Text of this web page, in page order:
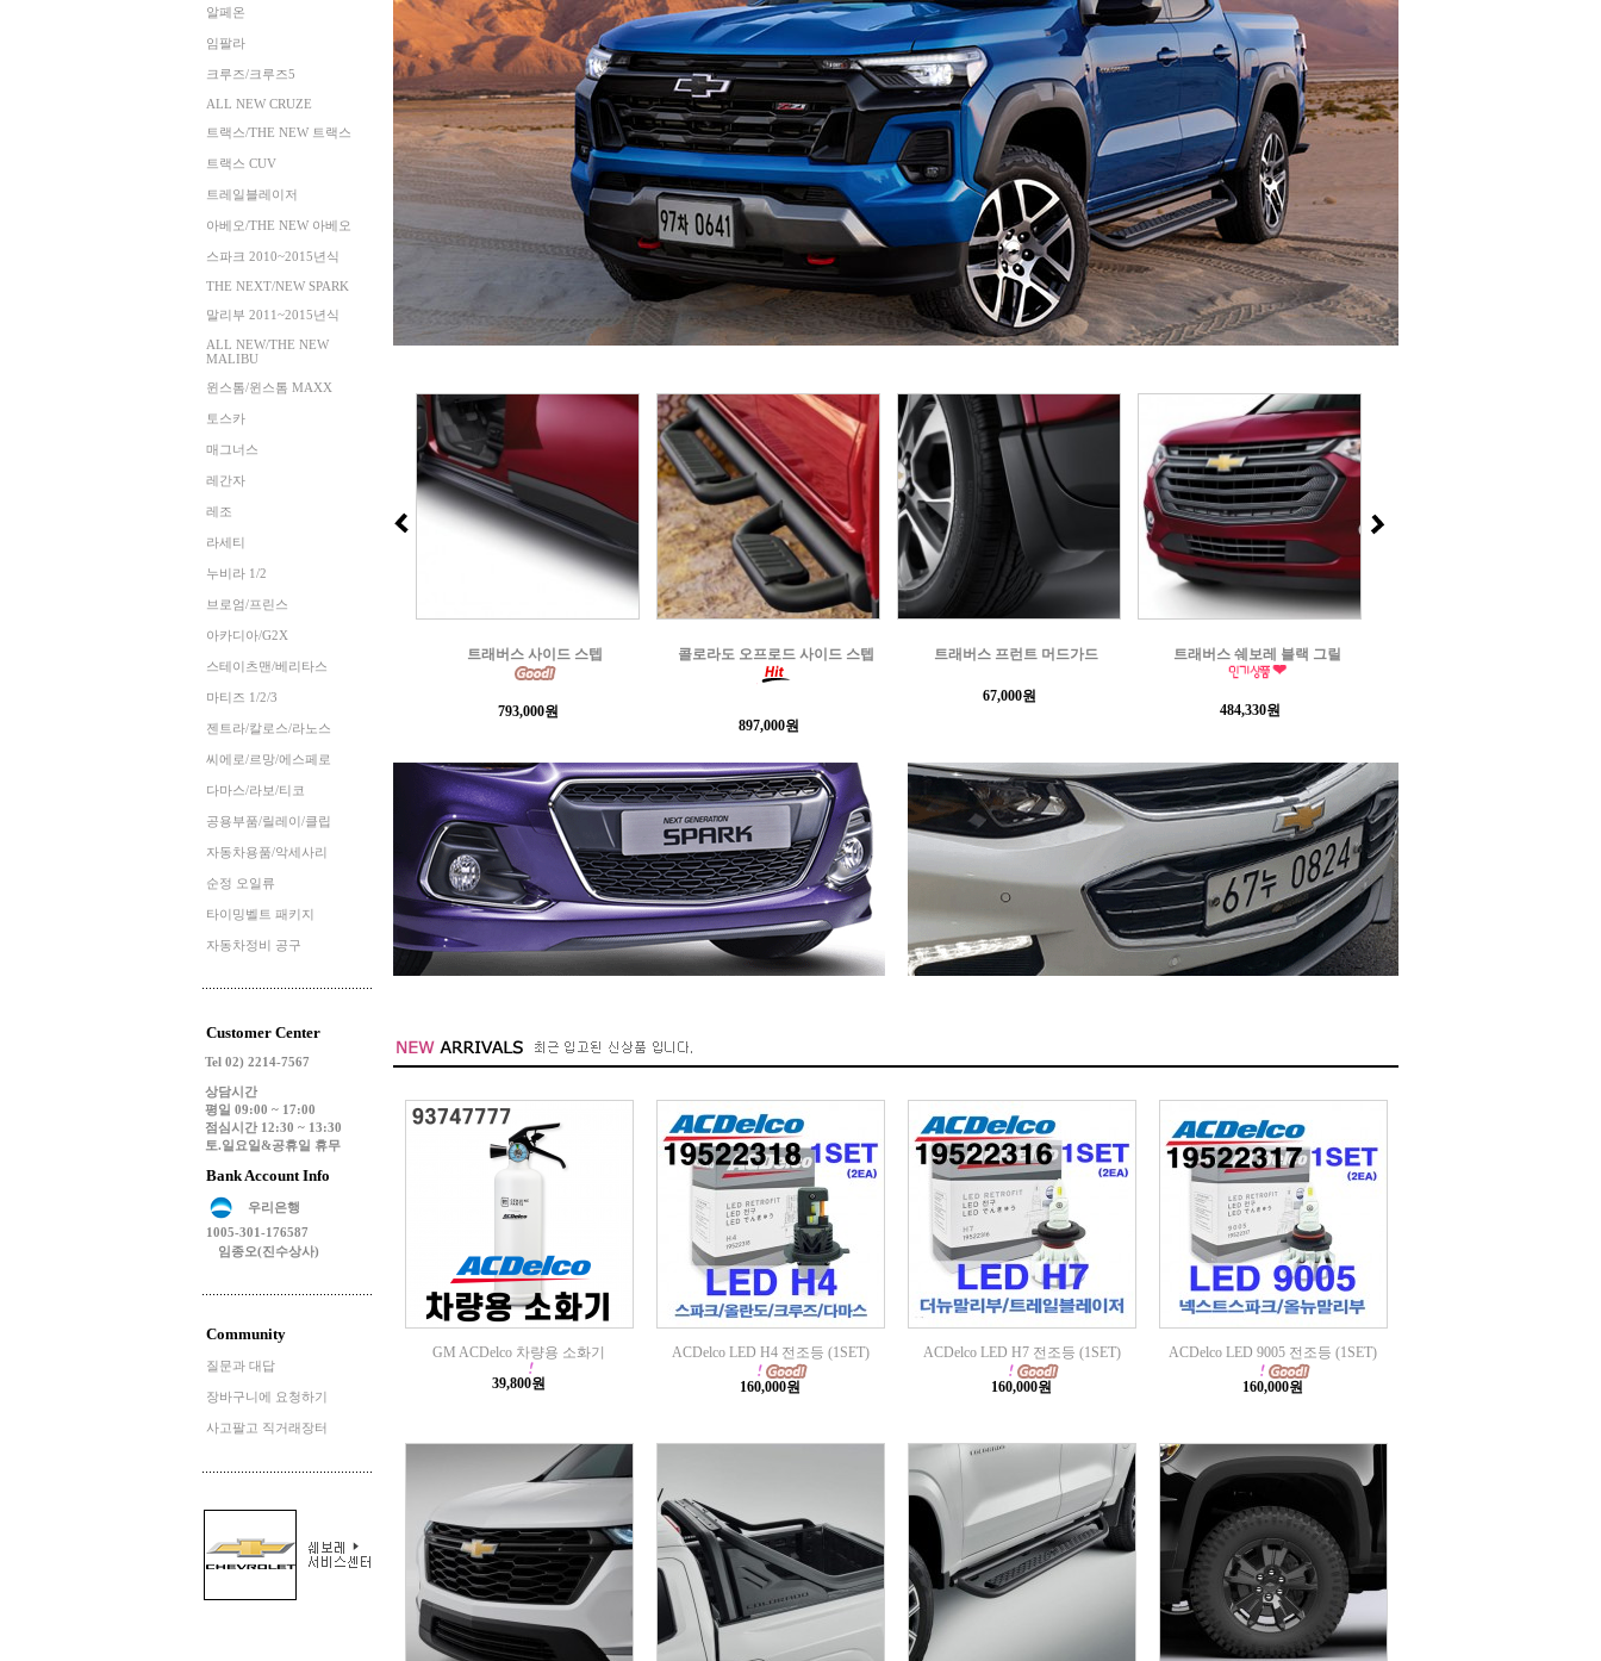
알페온
임팔라
크루즈/크루즈5
ALL NEW CRUZE
트랙스/THE NEW 트랙스
트랙스 CUV
트레일블레이저
아베오/THE NEW 아베오
스파크 2010~2015년식
THE NEXT/NEW SPARK
말리부 2011~2015년식
ALL NEW/THE NEW
MALIBU
윈스톰/윈스톰 MAXX
토스카
매그너스
레간자
레조
라세티
누비라 1/2
브로엄/프린스
아카디아/G2X
스테이츠맨/베리타스
마티즈 1/2/3
젠트라/칼로스/라노스
씨에로/르망/에스페로
다마스/라보/티코
공용부품/릴레이/클립
자동차용품/악세사리
순정 오일류
타이밍벨트 패키지
자동차정비 공구
Customer Center
Tel 02) 2214-7567
상담시간
평일 09:00 ~ 17:00
점심시간 12:30 ~ 13:30
토.일요일&공휴일 휴무
Bank Account Info
우리은행
1005-301-176587
임종오(진수상사)
Community
질문과 대답
장바구니에 요청하기
사고팔고 직거래장터
콜로라도 오프로드 사이드 스텝 트래버스 프런트 머드가드 트래버스 쉐보레 블랙 그릴 콜로라도 레드 리커버리 훅
152,000원
GM ACDelco 차량용 소화기
39,800원
ACDelco LED H4 전조등 (1SET)
160,000원
ACDelco LED H7 전조등 (1SET)
160,000원
ACDelco LED 9005 전조등 (1SET)
160,000원